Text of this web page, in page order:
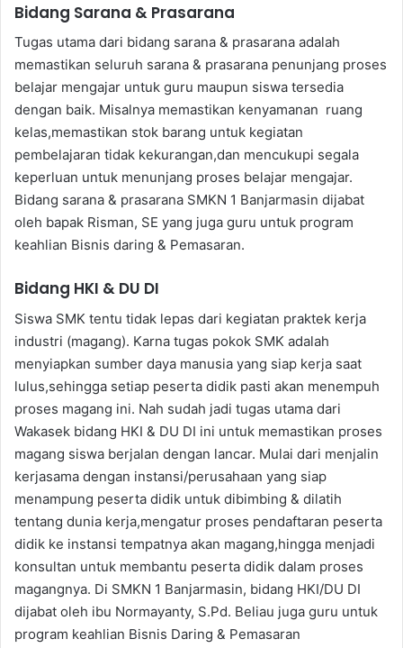
Bidang Sarana & Prasarana
Tugas utama dari bidang sarana & prasarana adalah
memastikan seluruh sarana & prasarana penunjang proses
belajar mengajar untuk guru maupun siswa tersedia
dengan baik. Misalnya memastikan kenyamanan ruang
kelas,memastikan stok barang untuk kegiatan
pembelajaran tidak kekurangan,dan mencukupi segala
keperluan untuk menunjang proses belajar mengajar.
Bidang sarana & prasarana SMKN 1 Banjarmasin dijabat
oleh bapak Risman, SE yang juga guru untuk program
keahlian Bisnis daring & Pemasaran.
Bidang HKI & DU DI
Siswa SMK tentu tidak lepas dari kegiatan praktek kerja
industri (magang). Karna tugas pokok SMK adalah
menyiapkan sumber daya manusia yang siap kerja saat
lulus,sehingga setiap peserta didik pasti akan menempuh
proses magang ini. Nah sudah jadi tugas utama dari
Wakasek bidang HKI & DU DI ini untuk memastikan proses
magang siswa berjalan dengan lancar. Mulai dari menjalin
kerjasama dengan instansi/perusahaan yang siap
menampung peserta didik untuk dibimbing & dilatih
tentang dunia kerja,mengatur proses pendaftaran peserta
didik ke instansi tempatnya akan magang,hingga menjadi
konsultan untuk membantu peserta didik dalam proses
magangnya. Di SMKN 1 Banjarmasin, bidang HKI/DU DI
dijabat oleh ibu Normayanty, S.Pd. Beliau juga guru untuk
program keahlian Bisnis Daring & Pemasaran